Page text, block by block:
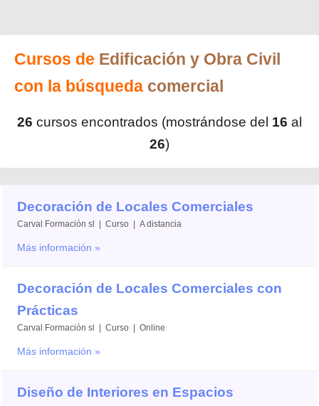
Cursos de Edificación y Obra Civil
con la búsqueda comercial
26 cursos encontrados (mostrándose del 16 al
26)
Decoración de Locales Comerciales
Carval Formación sl | Curso | A distancia
Más información »
Decoración de Locales Comerciales con
Prácticas
Carval Formación sl | Curso | Online
Más información »
Diseño de Interiores en Espacios